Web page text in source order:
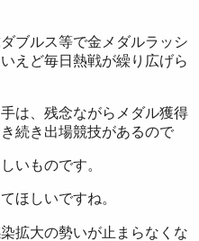
ブルス等で金メダルラッシ
えど毎日熱戦が繰り広げら
は、残念ながらメダル獲得
続き出場競技があるので
いものです。
ほしいですね。
拡大の勢いが止まらなくな